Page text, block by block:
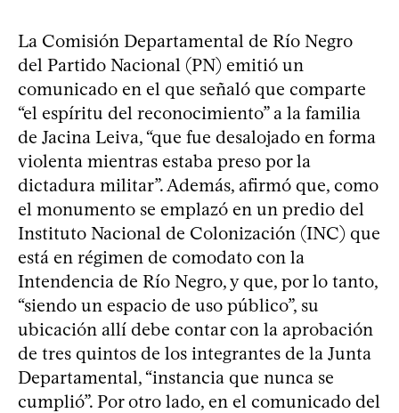
La Comisión Departamental de Río Negro
del Partido Nacional (PN) emitió un
comunicado en el que señaló que comparte
“el espíritu del reconocimiento” a la familia
de Jacina Leiva, “que fue desalojado en forma
violenta mientras estaba preso por la
dictadura militar”. Además, afirmó que, como
el monumento se emplazó en un predio del
Instituto Nacional de Colonización (INC) que
está en régimen de comodato con la
Intendencia de Río Negro, y que, por lo tanto,
“siendo un espacio de uso público”, su
ubicación allí debe contar con la aprobación
de tres quintos de los integrantes de la Junta
Departamental, “instancia que nunca se
cumplió”. Por otro lado, en el comunicado del